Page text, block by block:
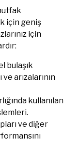
için geniş
için
bulaşık
arızalarının
kullanılan
ve diğer